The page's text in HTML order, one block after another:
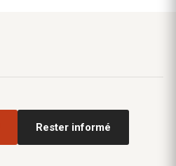
Rester informé